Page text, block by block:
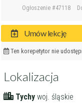
Ogłoszenie #47118
Umów lekcję
Ten korepetytor nie
Lokalizacja
Tychy woj. śląskie